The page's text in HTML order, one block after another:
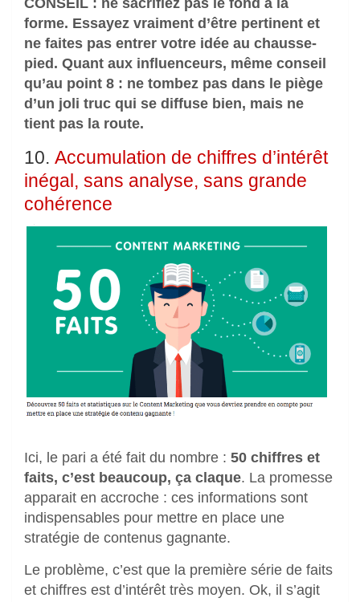
forme. Essayez vraiment d’être pertinent et
ne faites pas entrer votre idée au chausse-
pied. Quant aux influenceurs, même conseil
qu’au point 8 : ne tombez pas dans le piège
d’un joli truc qui se diffuse bien, mais ne
tient pas la route.
10. Accumulation de chiffres d’intérêt
inégal, sans analyse, sans grande
cohérence
Ici, le pari a été fait du nombre : 50 chiffres et
faits, c’est beaucoup, ça claque. La promesse
apparait en accroche : ces informations sont
indispensables pour mettre en place une
stratégie de contenus gagnante.
Le problème, c’est que la première série de faits
et chiffres est d’intérêt très moyen. Ok, il s’agit